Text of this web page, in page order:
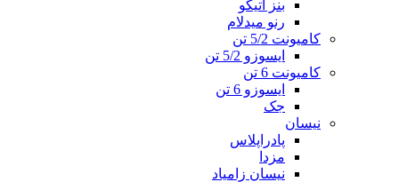
بنز آتیکو
رنو میدلام
کامیونت 5/2 تن
ایسوزو 5/2 تن
کامیونت 6 تن
ایسوزو 6 تن
جک
نیسان
پادراپلاس
مزدا
نیسان زامیاد